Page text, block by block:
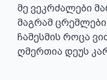
მე ვეკრძალები
მაგრამ
ჩამესმის როცა
ღმერთია დეუს